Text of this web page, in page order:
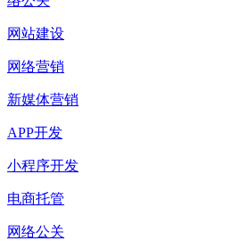
网站建设
网络营销
新媒体营销
APP开发
小程序开发
电商托管
网络公关